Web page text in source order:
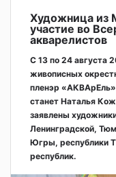
Художница из
участие во
акварелистов
С 13 по 24 августа
живописных
пленэр
станет Наталья
заявлены
Ленинградской,
Югры, республики
республик.